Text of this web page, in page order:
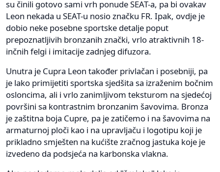
su činili gotovo sami vrh ponude SEAT-a, pa bi ovakav
Leon nekada u SEAT-u nosio značku FR. Ipak, ovdje je
dobio neke posebne sportske detalje poput
prepoznatljivih bronzanih znački, vrlo atraktivnih 18-
inčnih felgi i imitacije zadnjeg difuzora.
Unutra je Cupra Leon također privlačan i posebniji, pa
je lako primijetiti sportska sjedšita sa izraženim bočnim
osloncima, ali i vrlo zanimljivom teksturom na sjedećoj
površini sa kontrastnim bronzanim šavovima. Bronza
je zaštitna boja Cupre, pa je zatičemo i na šavovima na
armaturnoj ploči kao i na upravljaču i logotipu koji je
prikladno smješten na kućište zračnog jastuka koje je
izvedeno da podsjeća na karbonska vlakna.